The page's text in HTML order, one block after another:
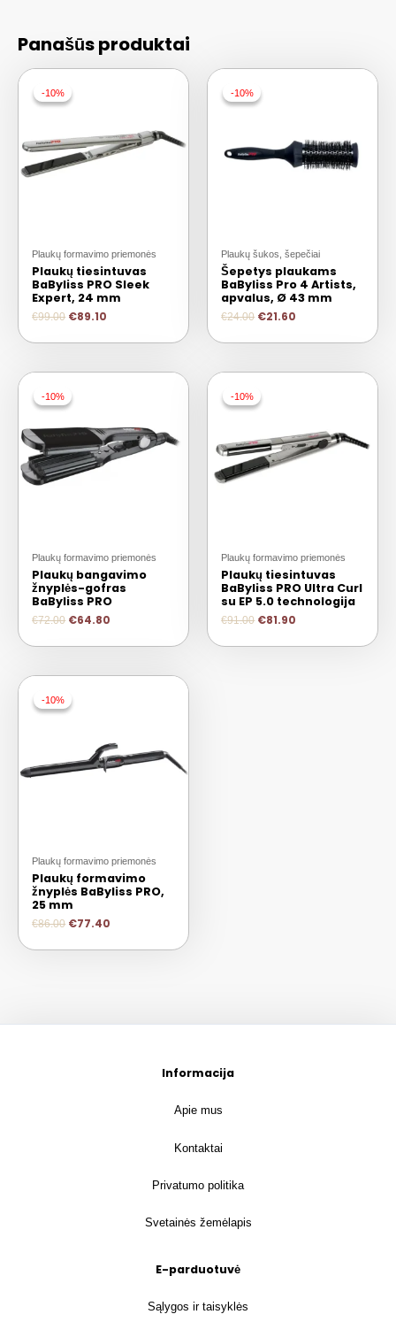
Panašūs produktai
-10%
-10%
Plaukų formavimo priemonės
Plaukų tiesintuvas
BaByliss PRO Sleek
Expert, 24 mm
€99.00 €89.10
-10%
-10%
Plaukų šukos, šepečiai
Šepetys plaukams
BaByliss Pro 4 Artists,
apvalus, Ø 43 mm
€24.00 €21.60
-10%
-10%
Plaukų formavimo priemonės
Plaukų bangavimo
žnyplės-gofras
BaByliss PRO
€72.00 €64.80
-10%
-10%
Plaukų formavimo priemonės
Plaukų tiesintuvas
BaByliss PRO Ultra Curl
su EP 5.0 technologija
€91.00 €81.90
-10%
-10%
Plaukų formavimo priemonės
Plaukų formavimo
žnyplės BaByliss PRO,
25 mm
€86.00 €77.40
Informacija
Apie mus
Kontaktai
Privatumo politika
Svetainės žemėlapis
E-parduotuvė
Sąlygos ir taisyklės